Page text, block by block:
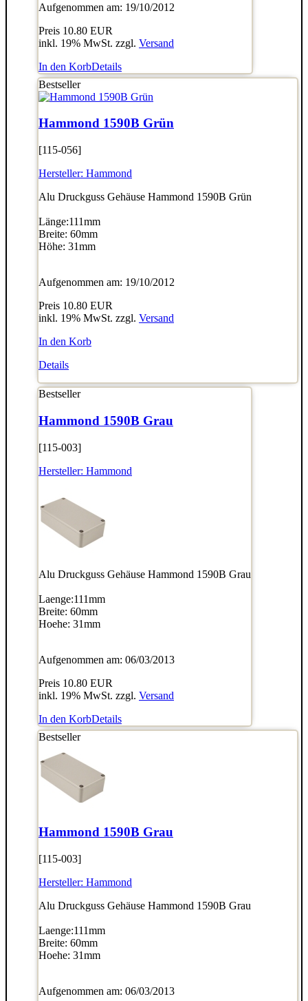
Aufgenommen am: 19/10/2012
Preis 10.80 EUR
inkl. 19% MwSt. zzgl. Versand
In den KorbDetails
Bestseller
Hammond 1590B Grün
[115-056]
Hersteller: Hammond
Alu Druckguss Gehäuse Hammond 1590B Grün
Länge:111mm
Breite: 60mm
Höhe: 31mm
Aufgenommen am: 19/10/2012
Preis 10.80 EUR
inkl. 19% MwSt. zzgl. Versand
In den Korb
Details
Bestseller
Hammond 1590B Grau
[115-003]
Hersteller: Hammond
Alu Druckguss Gehäuse Hammond 1590B Grau
Laenge:111mm
Breite: 60mm
Hoehe: 31mm
Aufgenommen am: 06/03/2013
Preis 10.80 EUR
inkl. 19% MwSt. zzgl. Versand
In den KorbDetails
Bestseller
Hammond 1590B Grau
[115-003]
Hersteller: Hammond
Alu Druckguss Gehäuse Hammond 1590B Grau
Laenge:111mm
Breite: 60mm
Hoehe: 31mm
Aufgenommen am: 06/03/2013